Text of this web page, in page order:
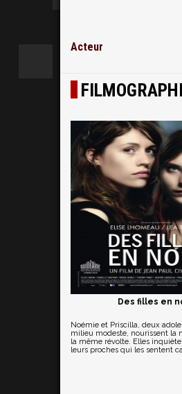
Acteur
Des filles en
Noémie et Priscilla, deux
milieu modeste, nourissent la
la même révolte. Elles
leurs proches qui les sentent